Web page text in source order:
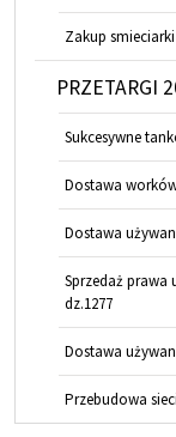
Zakup
PRZETARGI
Sukcesywne
Dostawa
Dostawa
Sprzedaż
dz.1277
Dostawa
Przebudowa